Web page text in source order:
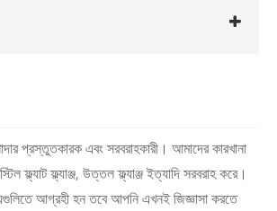
প্রস্তুতকারক এবং সরবরাহকারী। আমাদের কারখানা
ফ্ল্যাট ফ্ল্যাঞ্জ, উত্তল ফ্ল্যাঞ্জ ইত্যাদি সরবরাহ করে।
আগ্রহী হন তবে আপনি এখনই জিজ্ঞাসা করতে